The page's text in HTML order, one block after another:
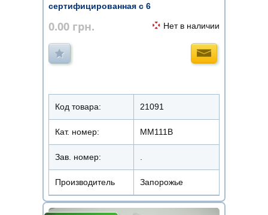
сертифицированная с 6
0.00 грн. Нет в наличии
Код товара: 21091
Кат. номер: ММ111В
Зав. номер:
Производитель Запорожье